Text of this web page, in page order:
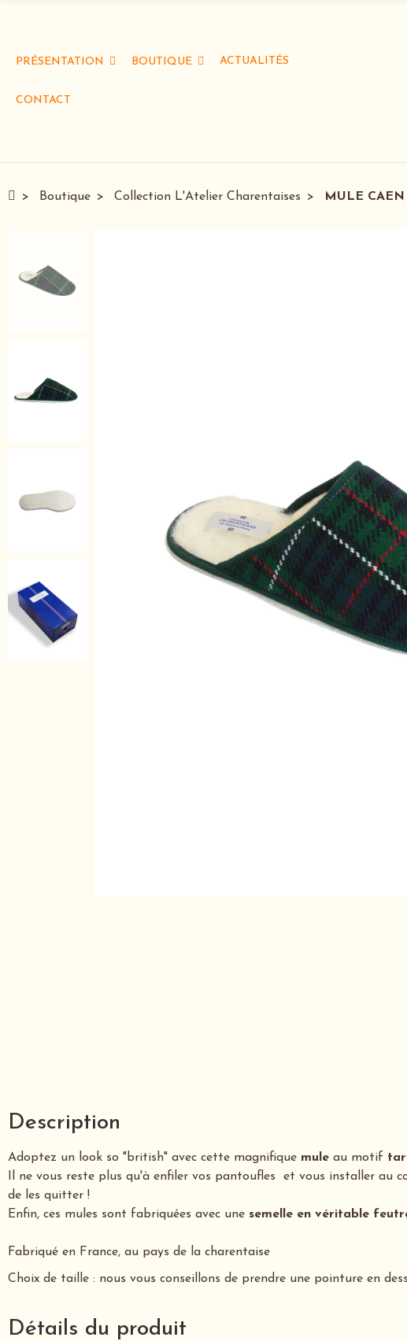
PRÉSENTATION BOUTIQUE ACTUALITÉS
CONTACT
Boutique Collection L'Atelier Charentaises MULE CAEN
Description
Adoptez un look so "british" avec cette magnifique mule au motif
Il ne vous reste plus qu'à enfiler vos pantoufles et vous installer au
de les quitter !
Enfin, ces mules sont fabriquées avec une semelle en véritable
Fabriqué en France, au pays de la charentaise
Choix de taille : nous vous conseillons de prendre une pointure en
Détails du produit